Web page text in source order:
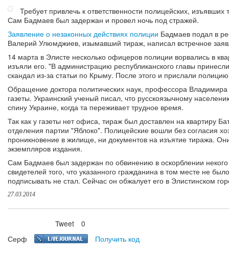
Требует привлечь к ответственности полицейских,
Сам Бадмаев был задержан и провел ночь под стражей.
Заявление о незаконных действиях полиции Бадмаев подал в
Валерий Улюмджиев, изымавший тираж, написал встречное
14 марта в Элисте несколько офицеров полиции ворвались в
изъяли его. "В администрацию республиканского главы
скандал из-за статьи по Крыму. После этого и прислали
Обращение доктора политических наук, профессора
газеты. Украинский ученый писал, что русскоязычному
спину Украине, когда та переживает трудное время.
Так как у газеты нет офиса, тираж был доставлен на квартиру
отделения партии "Яблоко". Полицейские вошли без согласия
проникновение в жилище, ни документов на изъятие тиража.
экземпляров издания.
Сам Бадмаев был задержан по обвинению в оскорблении
свидетелей того, что указанного гражданина в том месте не
подписывать не стал. Сейчас он обжалует его в Элистинском
27.03.2014
Tweet
0
Серф
Получить код